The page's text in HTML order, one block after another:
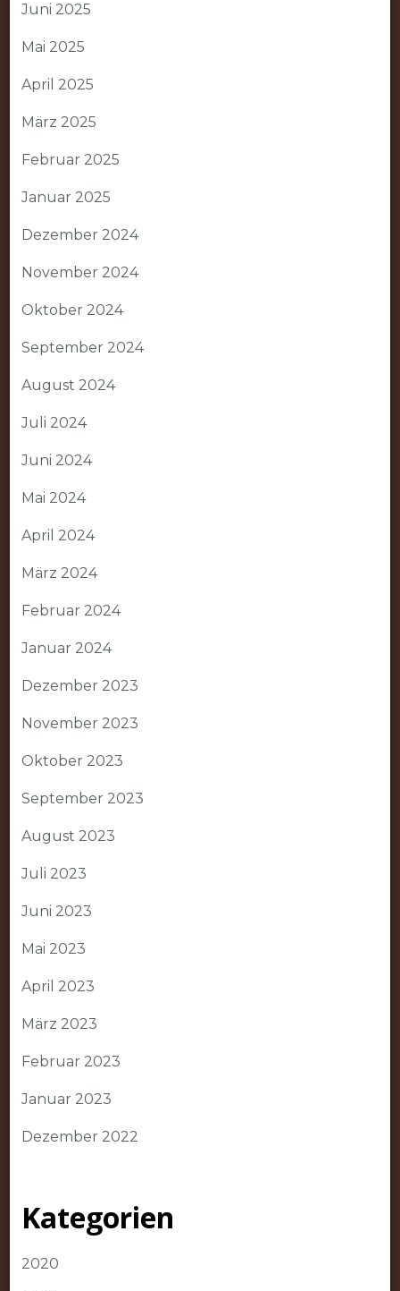
Juni 2025
Mai 2025
April 2025
März 2025
Februar 2025
Januar 2025
Dezember 2024
November 2024
Oktober 2024
September 2024
August 2024
Juli 2024
Juni 2024
Mai 2024
April 2024
März 2024
Februar 2024
Januar 2024
Dezember 2023
November 2023
Oktober 2023
September 2023
August 2023
Juli 2023
Juni 2023
Mai 2023
April 2023
März 2023
Februar 2023
Januar 2023
Dezember 2022
Kategorien
2020